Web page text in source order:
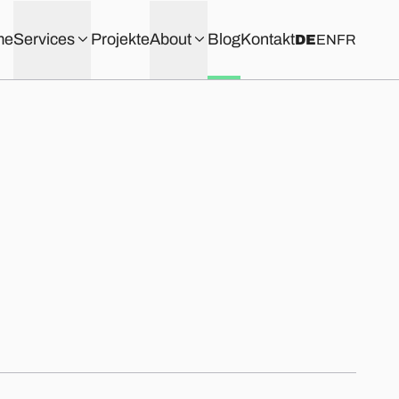
Services ProjekteAbout BlogKontaktDEENFR